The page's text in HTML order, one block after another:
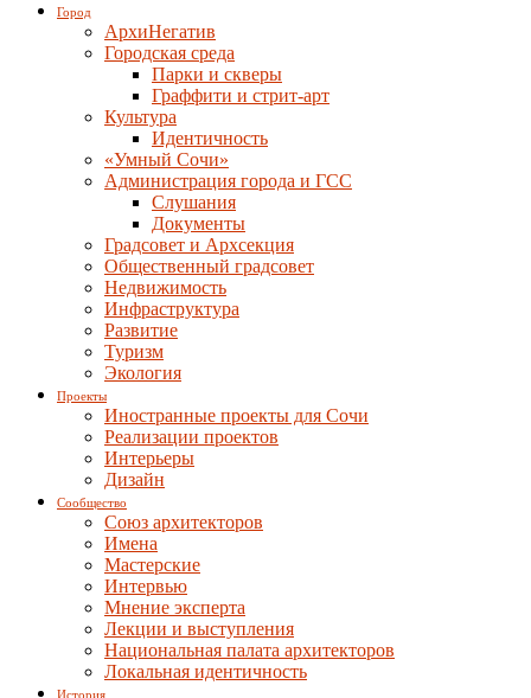
Город
АрхиНегатив
Городская среда
Парки и скверы
Граффити и стрит-арт
Культура
Идентичность
«Умный Сочи»
Администрация города и ГСС
Слушания
Документы
Градсовет и Архсекция
Общественный градсовет
Недвижимость
Инфраструктура
Развитие
Туризм
Экология
Проекты
Иностранные проекты для Сочи
Реализации проектов
Интерьеры
Дизайн
Сообщество
Союз архитекторов
Имена
Мастерские
Интервью
Мнение эксперта
Лекции и выступления
Национальная палата архитекторов
Локальная идентичность
История